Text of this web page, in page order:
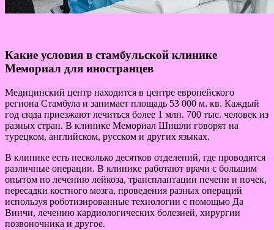
Какие условия в стамбульской клинике
Мемориал для иностранцев
Медицинский центр находится в центре европейского
региона Стамбула и занимает площадь 53 000 м. кв. Каждый
год сюда приезжают лечиться более 1 млн. 700 тыс. человек из
разных стран. В клинике Мемориал Шишли говорят на
турецком, английском, русском и других языках.
В клинике есть несколько десятков отделений, где проводятся
различные операции. В клинике работают врачи с большим
опытом по лечению лейкоза, трансплантации печени и почек,
пересадки костного мозга, проведения разных операций
используя роботизированные технологии с помощью Да
Винчи, лечению кардиологических болезней, хирургии
позвоночника и другое.